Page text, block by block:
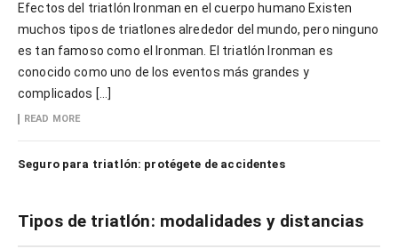
Efectos del triatlón Ironman en el cuerpo humano Existen
muchos tipos de triatlones alrededor del mundo, pero ninguno
es tan famoso como el Ironman. El triatlón Ironman es
conocido como uno de los eventos más grandes y
complicados […]
READ MORE
Seguro para triatlón: protégete de accidentes
Tipos de triatlón: modalidades y distancias